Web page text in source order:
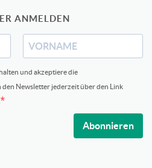
ANMELDEN
und akzeptiere die
den Newsletter jederzeit über den Link
Abonnieren